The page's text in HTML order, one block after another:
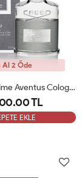
Al 2 Öde
Creed Millesime Aventus Cologne 100 Ml Erkek Parfüm ARC
TL
EKLE